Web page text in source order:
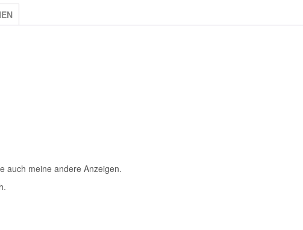
auch meine andere Anzeigen.